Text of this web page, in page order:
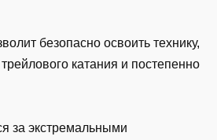
безопасно освоить технику,
катания и постепенно
за экстремальными